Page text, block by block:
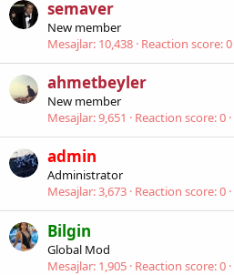
semaver
New member
Mesajlar 10,438 Reaction score 0
ahmetbeyler
New member
Mesajlar 9,651 Reaction score 0
admin
Administrator
Mesajlar 3,673 Reaction score 0
Bilgin
Global Mod
Mesajlar 1,905 Reaction score 0